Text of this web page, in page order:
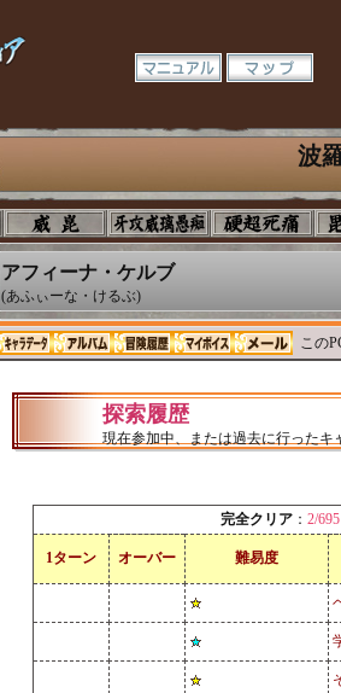
波
アフィーナ・ケルブ
(あふぃーな・けるぶ)
この
探索履歴
現在参加中、または過去に行った
完全クリア ： 2/
1ターン オーバー 難易度